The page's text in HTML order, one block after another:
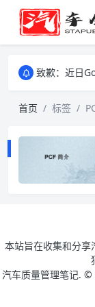
致歉：近日Google广告调整
致歉：近日Google广告调整
首页 标签
本站旨在收集和分享
汽车质量管理笔记. ©